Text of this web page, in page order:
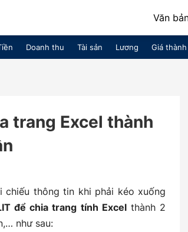
Văn
Doanh thu Tài sản Lương Giá thành
trang Excel thành
thông tin khi phải kéo xuống
để chia trang tính Excelthành 2
như sau: